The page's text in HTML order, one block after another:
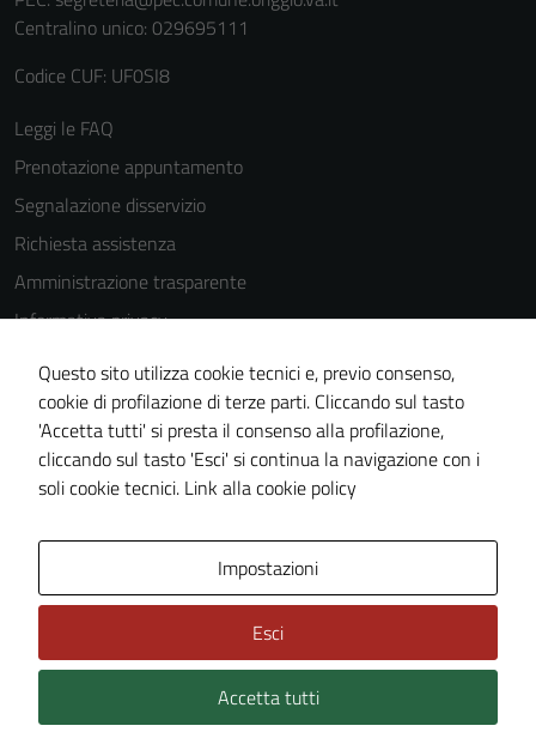
Centralino unico: 029695111
Codice CUF: UF0SI8
Leggi le FAQ
Prenotazione appuntamento
Segnalazione disservizio
Richiesta assistenza
Amministrazione trasparente
Informativa privacy
Cookie Policy
Note legali
Dichiarazione di accessibilità
Piano di miglioramento del sito
Technical Design s.r.l.
Questo sito utilizza cookie tecnici e, previo consenso,
cookie di profilazione di terze parti. Cliccando sul tasto
'Accetta tutti' si presta il consenso alla profilazione,
cliccando sul tasto 'Esci' si continua la navigazione con i
soli cookie tecnici. Link alla cookie policy
Impostazioni
Esci
Accetta tutti